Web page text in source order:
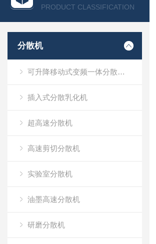
PRODUCT CLASSIFICATION
分散机
可升降移动式变频一体分散乳化机
插入式分散乳化机
超高速分散机
高速剪切分散机
实验室分散机
油墨高速分散机
研磨分散机